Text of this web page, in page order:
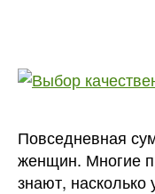
Повседневная
женщин. Многие
знают,